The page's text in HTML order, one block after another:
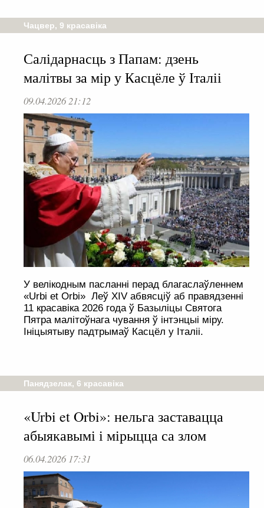
Чацвер, 9 красавіка
Салідарнасць з Папам: дзень
малітвы за мір у Касцёле ў Італіі
09.04.2026 21:12
У велікодным пасланні перад благаслаўленнем
«Urbi et Orbi» Леў XIV абвясціў аб правядзенні
11 красавіка 2026 года ў Базыліцы Святога
Пятра малітоўнага чування ў інтэнцыі міру.
Ініцыятыву падтрымаў Касцёл у Італіі.
Панядзелак, 6 красавіка
«Urbi et Orbi»: нельга заставацца
абыякавымі і мірыцца са злом
06.04.2026 17:31